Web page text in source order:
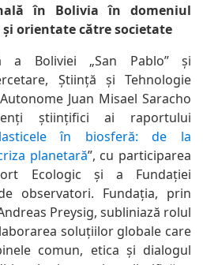
în Bolivia în domeniul
orientate către societate
a Boliviei „San Pablo” și
Știință și Tehnologie
Juan Misael Saracho
științifici ai raportului
în biosferă: de la
planetară”, cu participarea
Ecologic și a Fundației
observatori. Fundația, prin
Preysig, subliniază rolul
soluțiilor globale care
comun, etica și dialogul